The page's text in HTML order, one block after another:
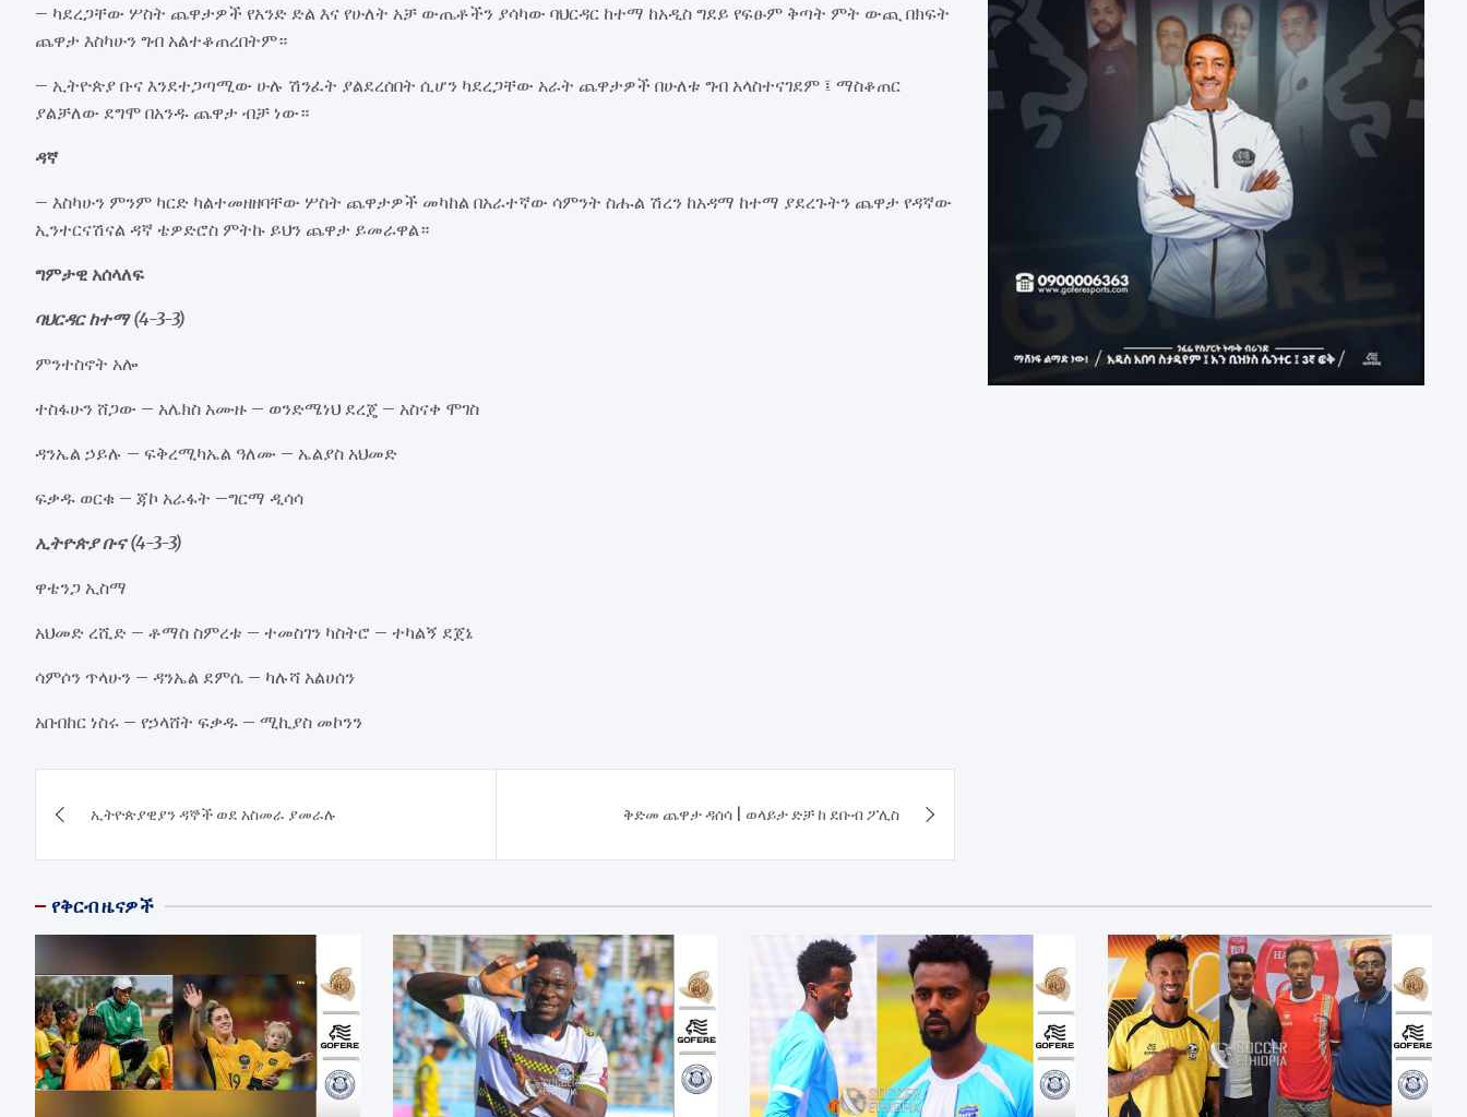
– ካደረጋቸው ሦስት ጨዋታዎች የአንድ ድል እና የሁለት አቻ ውጤቶችን ያሳካው ባህርዳር ከተማ ከአዲስ ግደይ የፍፁም ቅጣት ምት ውጪ በክፍት
ጨዋታ እስካሁን ግብ አልተቆጠረበትም።
– ኢትዮጵያ ቡና እንደተጋጣሚው ሁሉ ሽንፈት ያልደረሰበት ሲሆን ካደረጋቸው አራት ጨዋታዎች በሁለቱ ግብ አላስተናገደም ፤ ማስቆጠር
ያልቻለው ደግሞ በአንዱ ጨዋታ ብቻ ነው።
ዳኛ
– እስካሁን ምንም ካርድ ካልተመዘዘባቸው ሦስት ጨዋታዎች መካከል በአራተኛው ሳምንት ስሑል ሽረን ከአዳማ ከተማ ያደረጉትን ጨዋታ የዳኛው
ኢንተርናሽናል ዳኛ ቴዎድሮስ ምትኩ ይህን ጨዋታ ይመራዋል።
ግምታዊ አሰላለፍ
ባህርዳር ከተማ (4-3-3)
ምንተስኖት አሎ
ተስፋሁን ሸጋው – አሌክስ አሙዙ – ወንድሜነህ ደረጄ – አስናቀ ሞገስ
ዳንኤል ኃይሉ – ፍቅረሚካኤል ዓለሙ – ኤልያስ አህመድ
ፍቃዱ ወርቁ – ጃኮ አራፋት –ግርማ ዲሳሳ
ኢትዮጵያ ቡና (4-3-3)
ዋቴንጋ ኢስማ
አህመድ ረሺድ – ቶማስ ስምረቱ – ተመስገን ካስትሮ – ተካልኝ ደጀኔ
ሳምሶን ጥላሁን – ዳንኤል ደምሴ – ካሉሻ አልሀሰን
አቡበከር ነስሩ – የኃላሸት ፍቃዱ – ሚኪያስ መኮንን
navigation
ኢትዮጵያዊያን ዳኞች ወደ አስመራ ያመራሉ ቅድመ ጨዋታ ዳሰሳ | ወላይታ ድቻ ከ ደቡብ ፖሊስ
የቅርብ ዜናዎች